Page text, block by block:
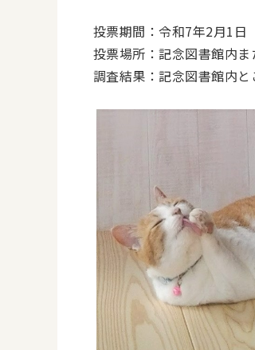
投票期間：令和7年2月1日
投票場所：記念図書館内
調査結果：記念図書館内と